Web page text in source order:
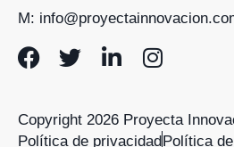
M:
Copyright 2026 Proyecta
Política de privacidad Política